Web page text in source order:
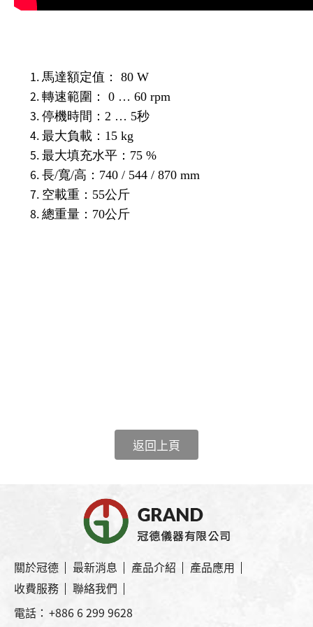
馬達額定值： 80 W
轉速範圍： 0 … 60 rpm
停機時間：2 … 5秒
最大負載：15 kg
最大填充水平：75 %
長/寬/高：740 / 544 / 870 mm
空載重：55公斤
總重量：70公斤
返回上頁
關於冠德 最新消息 產品介紹
產品應用
收費服務
聯絡我們
電話： +886 6 299 9628